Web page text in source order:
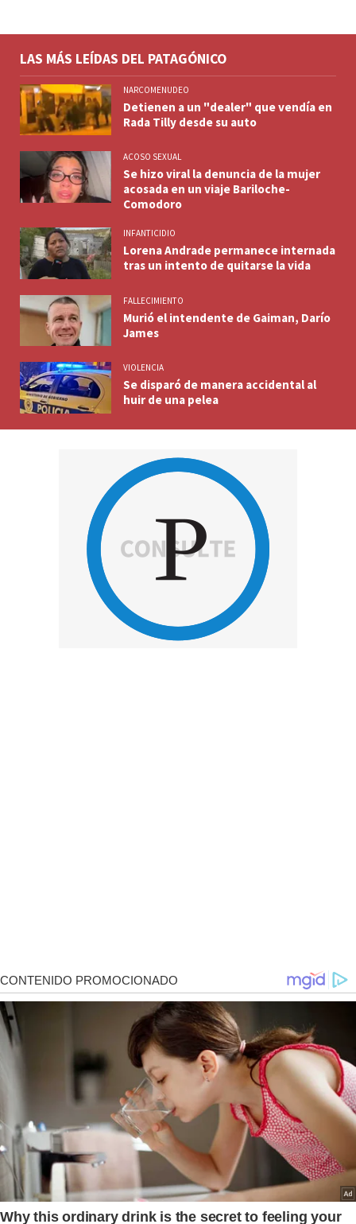
LAS MÁS LEÍDAS DEL PATAGÓNICO
NARCOMENUDEO
Detienen a un "dealer" que vendía en
Rada Tilly desde su auto
ACOSO SEXUAL
Se hizo viral la denuncia de la mujer
acosada en un viaje Bariloche-
Comodoro
INFANTICIDIO
Lorena Andrade permanece internada
tras un intento de quitarse la vida
FALLECIMIENTO
Murió el intendente de Gaiman, Darío
James
VIOLENCIA
Se disparó de manera accidental al
huir de una pelea